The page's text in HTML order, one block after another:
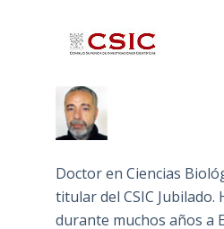
Doctor en Ciencias
titular del CSIC
durante muchos años a